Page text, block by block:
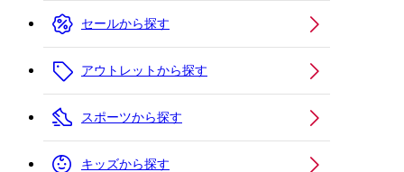
セールから探す
アウトレットから探す
スポーツから探す
キッズから探す